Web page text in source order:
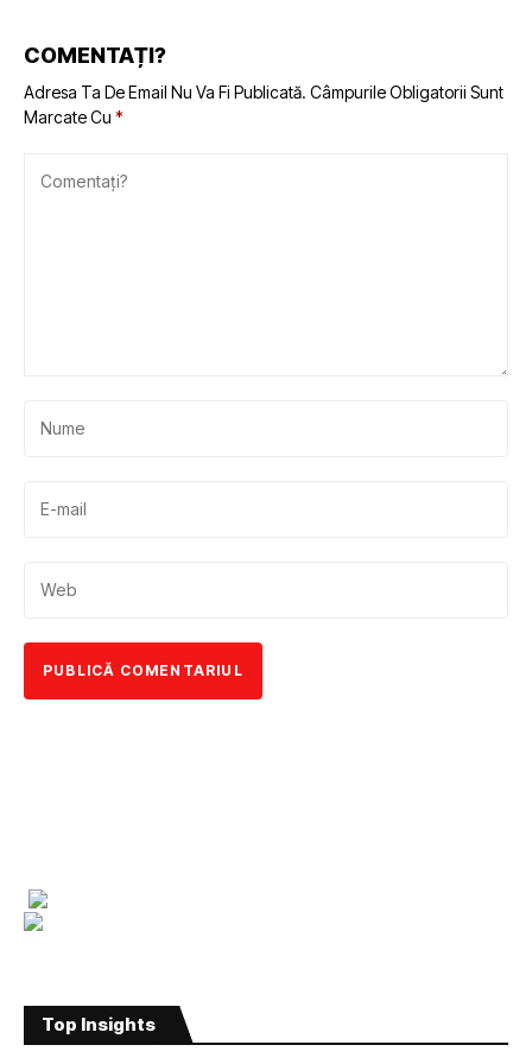
COMENTAȚI?
Adresa Ta De Email Nu Va Fi Publicată. Câmpurile Obligatorii Sunt
Marcate Cu *
Top Insights